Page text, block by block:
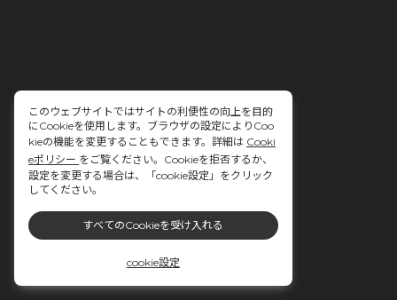
このウェブサイトではサイトの利便性の向上を目的
にCookieを使用します。ブラウザの設定によりCoo
kieの機能を変更することもできます。詳細は Cooki
eポリシー をご覧ください。Cookieを拒否するか、
設定を変更する場合は、「cookie設定」をクリック
してください。
すべてのCookieを受け入れる
cookie設定